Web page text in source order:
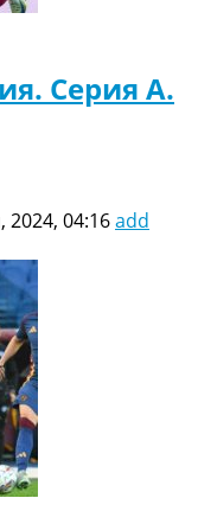
Серия A.
2024, 04:16add